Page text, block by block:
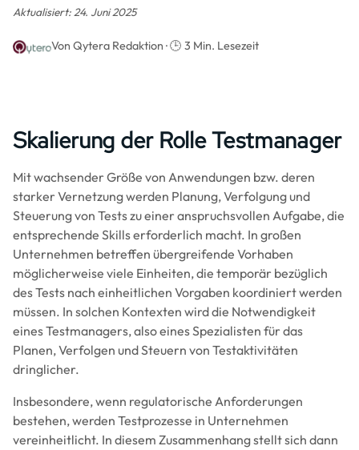
Aktualisiert: 24. Juni 2025
Von Qytera Redaktion · 🕒 3 Min. Lesezeit
Skalierung der Rolle Testmanager
Mit wachsender Größe von Anwendungen bzw. deren
starker Vernetzung werden Planung, Verfolgung und
Steuerung von Tests zu einer anspruchsvollen Aufgabe, die
entsprechende Skills erforderlich macht. In großen
Unternehmen betreffen übergreifende Vorhaben
möglicherweise viele Einheiten, die temporär bezüglich
des Tests nach einheitlichen Vorgaben koordiniert werden
müssen. In solchen Kontexten wird die Notwendigkeit
eines Testmanagers, also eines Spezialisten für das
Planen, Verfolgen und Steuern von Testaktivitäten
dringlicher.
Insbesondere, wenn regulatorische Anforderungen
bestehen, werden Testprozesse in Unternehmen
vereinheitlicht. In diesem Zusammenhang stellt sich dann